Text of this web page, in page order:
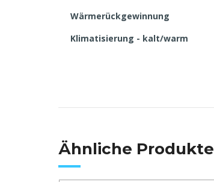
Wärmerückgewinnung
Klimatisierung - kalt/warm
Ähnliche Produkte